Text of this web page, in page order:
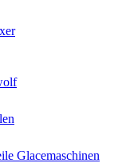
Glacemaschinen